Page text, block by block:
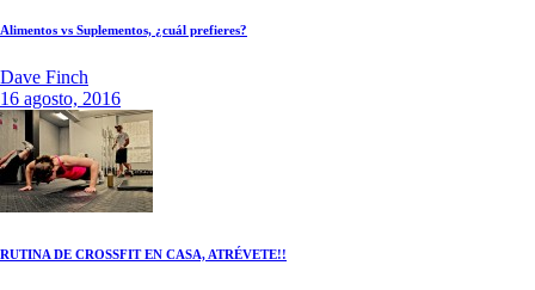
Alimentos vs Suplementos, ¿cuál prefieres?
Dave Finch
16 agosto, 2016
RUTINA DE CROSSFIT EN CASA, ATRÉVETE!!